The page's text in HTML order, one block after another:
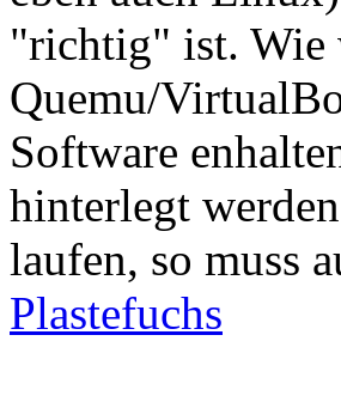
"richtig" ist. Wie
Quemu/
Software
hinterlegt
laufen, so muss
Plastefuchs